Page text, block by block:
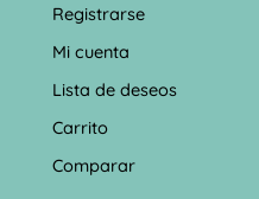
Registrarse
Mi cuenta
Lista de deseos
Carrito
Comparar